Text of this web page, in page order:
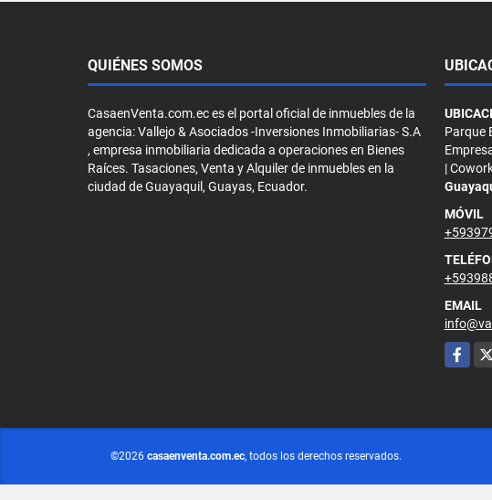
QUIÉNES SOMOS
CasaenVenta.com.ec es el portal oficial de inmuebles de la
agencia: Vallejo & Asociados -Inversiones Inmobiliarias- S.A
, empresa inmobiliaria dedicada a operaciones en Bienes
Raíces. Tasaciones, Venta y Alquiler de inmuebles en la
ciudad de Guayaquil, Guayas, Ecuador.
Parque
|
MÓVIL
EMAIL
Facebook
X
©2026 casaenventa.com.ec, todos los derechos reservados.